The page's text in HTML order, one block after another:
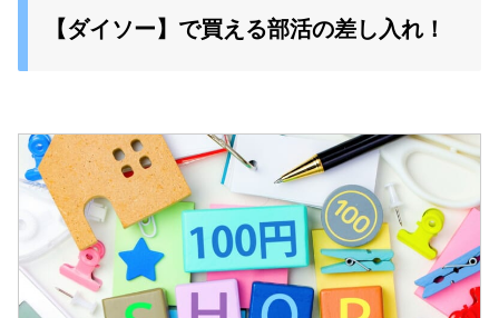
【ダイソー】で買える部活の差し入れ！